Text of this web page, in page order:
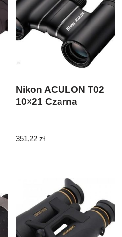
Nikon ACULON T02
10×21 Czarna
351,22zł